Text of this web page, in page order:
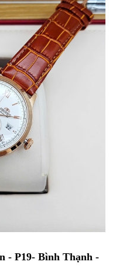
- P19- Bình Thạnh -